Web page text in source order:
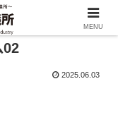
02
2025.06.03
MENU